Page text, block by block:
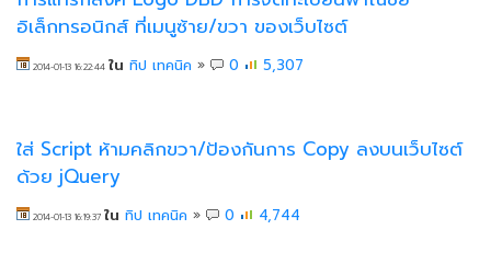
อิเล็กทรอนิกส์ ที่เมนูซ้าย/ขวา ของเว็บไซต์
2014-01-13 16:22:44 ใน ทิป เทคนิค » 0 5,307
ใส่ Script ห้ามคลิกขวา/ป้องกันการ Copy ลงบนเว็บไซต์
ด้วย jQuery
2014-01-13 16:19:37 ใน ทิป เทคนิค » 0 4,744